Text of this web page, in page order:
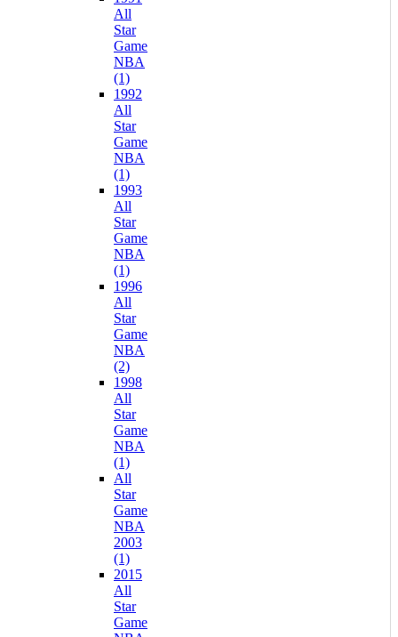
All
Star
Game
NBA
(1)
1992
All
Star
Game
NBA
(1)
1993
All
Star
Game
NBA
(1)
1996
All
Star
Game
NBA
(2)
1998
All
Star
Game
NBA
(1)
All
Star
Game
NBA
2003
(1)
2015
All
Star
Game